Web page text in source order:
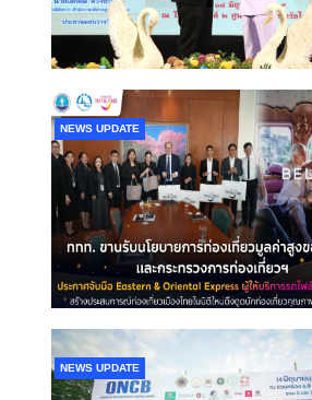
NEWS UPDATE
NEWS UPDATE